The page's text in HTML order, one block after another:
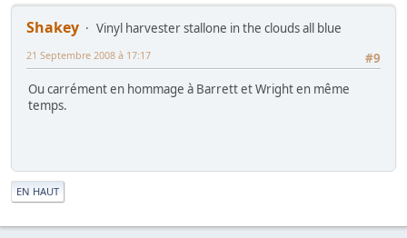
Shakey
Vinyl harvester stallone in the clouds all blue
#9
21 Septembre 2008 à 17:17
Ou carrément en hommage à Barrett et Wright en même
temps.
EN HAUT